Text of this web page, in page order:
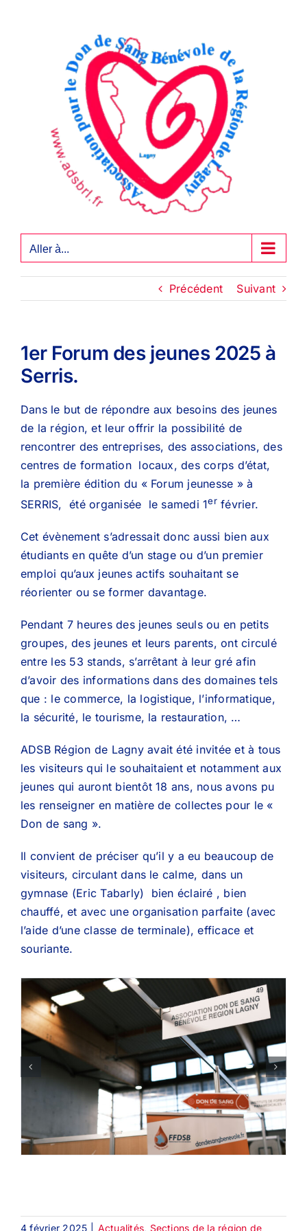
Aller à...
Précédent Suivant
1er Forum des jeunes 2025 à
Serris.
Dans le but de répondre aux besoins des jeunes
de la région, et leur offrir la possibilité de
rencontrer des entreprises, des associations, des
centres de formation locaux, des corps d’état,
la première édition du « Forum jeunesse » à
SERRIS, été organisée le samedi 1erfévrier.
Cet évènement s’adressait donc aussi bien aux
étudiants en quête d’un stage ou d’un premier
emploi qu’aux jeunes actifs souhaitant se
réorienter ou se former davantage.
Pendant 7 heures des jeunes seuls ou en petits
groupes, des jeunes et leurs parents, ont circulé
entre les 53 stands, s’arrêtant à leur gré afin
d’avoir des informations dans des domaines tels
que : le commerce, la logistique, l’informatique,
la sécurité, le tourisme, la restauration, …
ADSB Région de Lagny avait été invitée et à tous
les visiteurs qui le souhaitaient et notamment aux
jeunes qui auront bientôt 18 ans, nous avons pu
les renseigner en matière de collectes pour le «
Don de sang ».
Il convient de préciser qu’il y a eu beaucoup de
visiteurs, circulant dans le calme, dans un
gymnase (Eric Tabarly) bien éclairé , bien
chauffé, et avec une organisation parfaite (avec
l’aide d’une classe de terminale), efficace et
souriante.
4 février 2025 Actualités, Sections de la région de